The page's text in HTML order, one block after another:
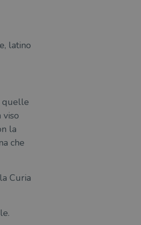
latino
quelle
viso
la
che
Curia